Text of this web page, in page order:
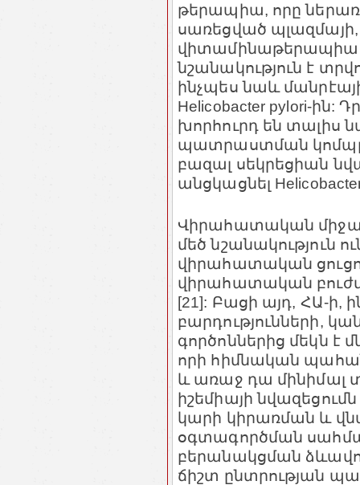
թերապիա, որը
սառեցված պլազմայի,
վիտամինաթերապիա
նշանակություն է
ինչպես նաև
Helicobacter pylori-
խորհուրդ են
պատրաստման
բազալ սեկրեցիան
անցկացնել
Վիրահատական
մեծ նշանակություն
վիրահատական
վիրահատական
[21]: Բացի այդ, ՀԱ-ի,
բարդությունների,
գործոններից մեկն
որի հիմնական
և առաջ դա մինիմալ
իշեմիայի
կարի կիրառման և
օգտագործման
բերանակցման
ճիշտ ընտրության